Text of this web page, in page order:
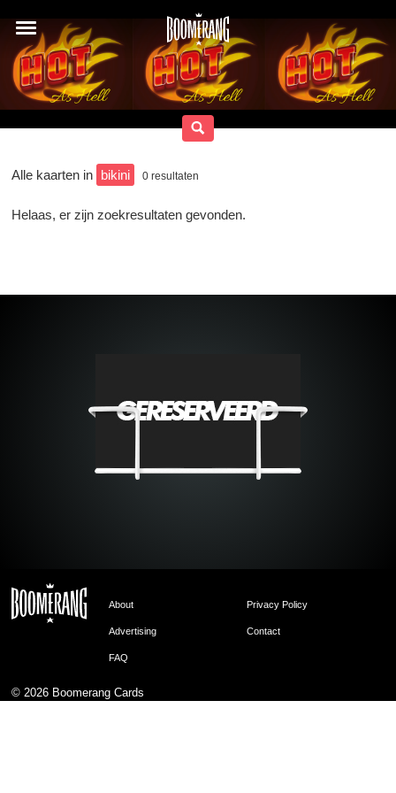
Alle kaarten in bikini 0 resultaten
Helaas, er zijn zoekresultaten gevonden.
About Privacy Policy
Advertising Contact
FAQ
© 2026 Boomerang Cards